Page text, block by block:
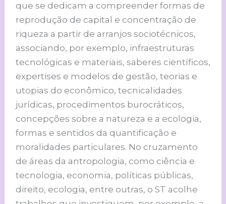
que se dedicam a compreender formas de
reprodução de capital e concentração de
riqueza a partir de arranjos sociotécnicos,
associando, por exemplo, infraestruturas
tecnológicas e materiais, saberes científicos,
expertises e modelos de gestão, teorias e
utopias do econômico, tecnicalidades
jurídicas, procedimentos burocráticos,
concepções sobre a natureza e a ecologia,
formas e sentidos da quantificação e
moralidades particulares. No cruzamento
de áreas da antropologia, como ciência e
tecnologia, economia, políticas públicas,
direito, ecologia, entre outras, o ST acolhe